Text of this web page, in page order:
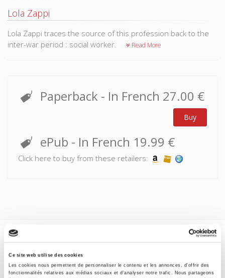
Ce site web utilise des cookies
Les cookies nous permettent de personnaliser le contenu et les annonces, d'offrir des
fonctionnalités relatives aux médias sociaux et d'analyser notre trafic. Nous partageons
Lola Zappi
Lola Zappi traces the source of this profession back to the
inter-war period : social worker.
Read More
Paperback - In French 27.00 €
Buy
ePub - In French 19.99 €
Click here to buy from these retailers:
Specifications
Formats